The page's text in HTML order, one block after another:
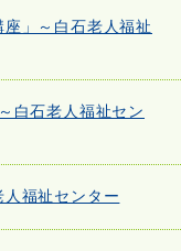
」～白石老人福祉
白石老人福祉セン
福祉センター